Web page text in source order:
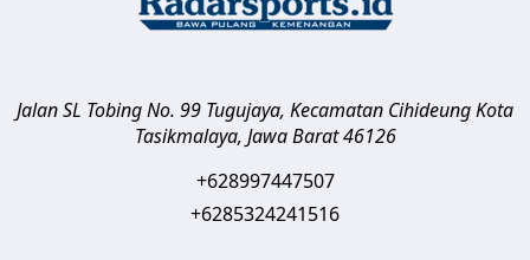
Jalan SL Tobing No. 99 Tugujaya, Kecamatan CihideungKota
Tasikmalaya, Jawa Barat 46126
+628997447507
+6285324241516